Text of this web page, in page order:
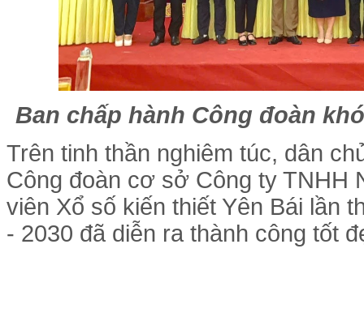
Ban chấp hành Công đoàn
Trên tinh thần nghiêm túc, dân
Công đoàn cơ sở Công ty TNHH
viên Xổ số kiến thiết Yên Bái lần
- 2030 đã diễn ra thành công tốt